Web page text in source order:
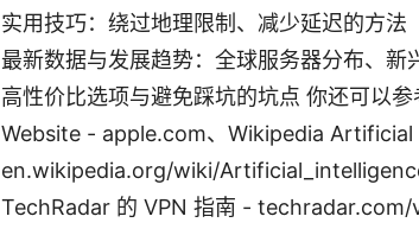
实用技巧：绕过地理限制、减少延迟的方法
最新数据与发展趋势：全球服务器分布、新
高性价比选项与避免踩坑的坑点 你还可以
Website - apple.com、Wikipedia
en.wikipedia.org/wiki/
TechRadar 的 VPN 指南 - techradar.com/